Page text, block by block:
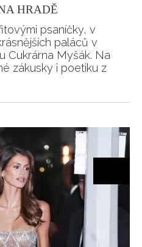
HRADĚ
psaníčky, v
paláců v
Cukrárna Myšák. Na
zákusky i poetiku z